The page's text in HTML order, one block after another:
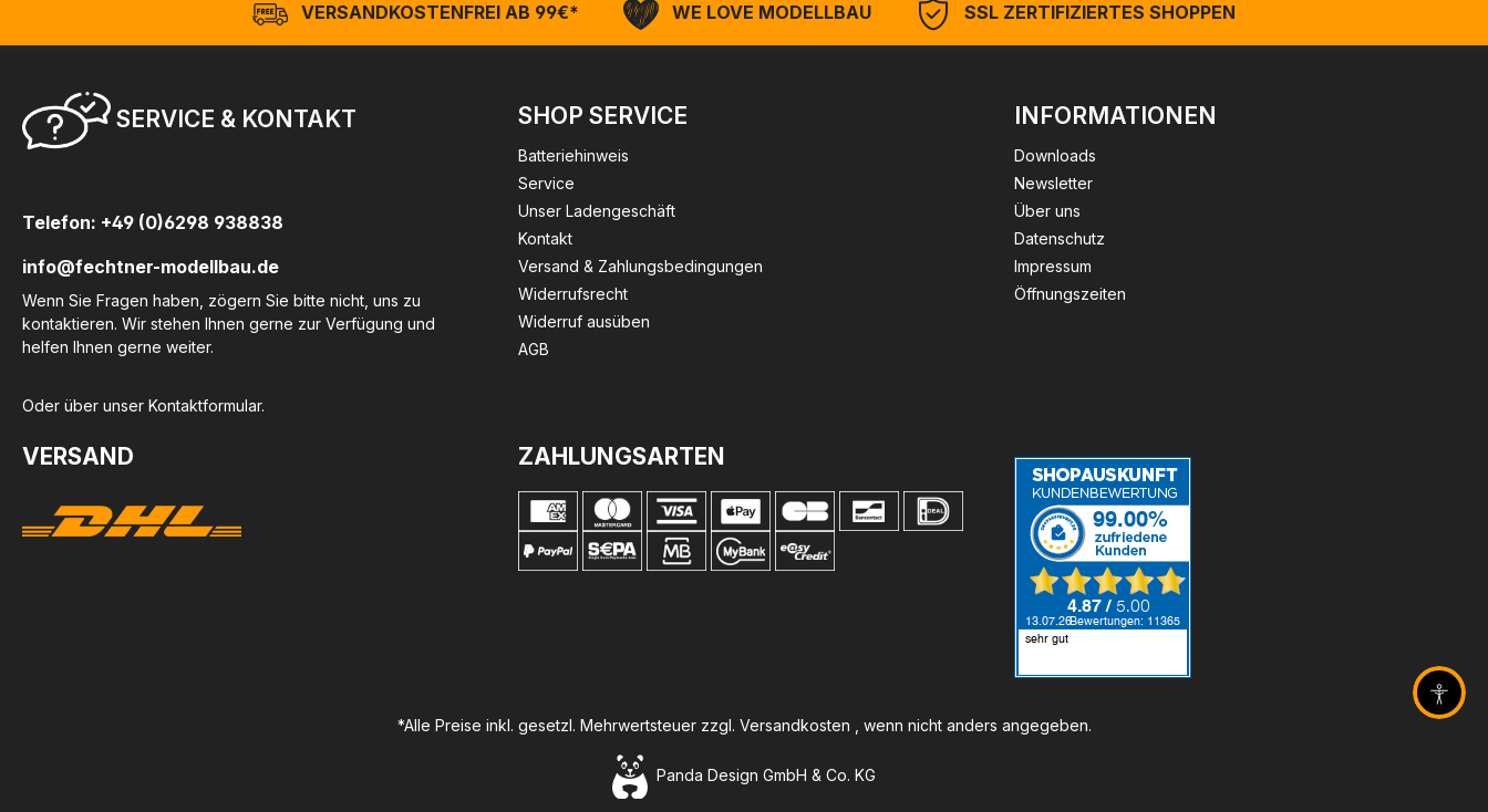
VERSANDKOSTENFREI AB 99€* WE LOVE MODELLBAU SSL ZERTIFIZIERTES SHOPPEN
SERVICE & KONTAKT
Telefon: +49 (0)6298 938838
info@fechtner-modellbau.de
Wenn Sie Fragen haben, zögern Sie bitte nicht, uns zu
kontaktieren. Wir stehen Ihnen gerne zur Verfügung und
helfen Ihnen gerne weiter.
Oder über unser Kontaktformular.
SHOP SERVICE
Batteriehinweis
Service
Unser Ladengeschäft
Kontakt
Versand & Zahlungsbedingungen
Widerrufsrecht
Widerruf ausüben
AGB
INFORMATIONEN
Downloads
Newsletter
Über uns
Datenschutz
Impressum
Öffnungszeiten
VERSAND ZAHLUNGSARTEN
*Alle Preise inkl. gesetzl. Mehrwertsteuer zzgl. Versandkosten , wenn nicht anders angegeben.
Panda Design GmbH & Co. KG